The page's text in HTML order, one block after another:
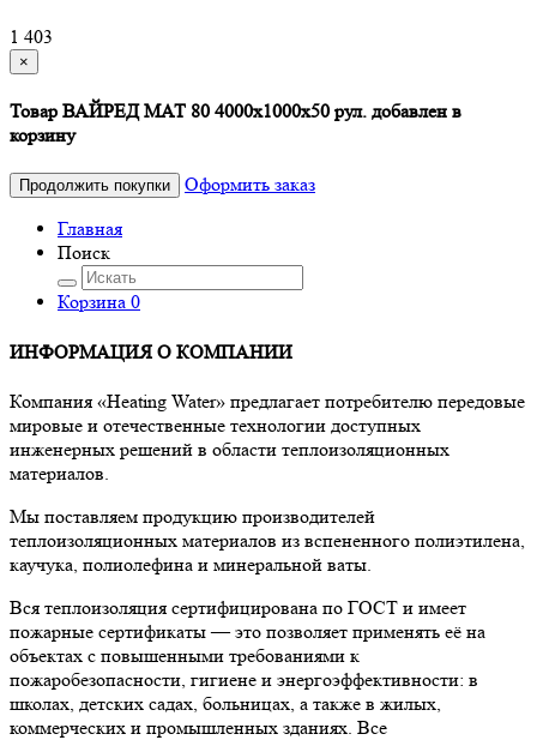
1 403
×
Товар ВАЙРЕД МАТ 80 4000x1000x50 рул. добавлен в
корзину
Продолжить покупки
Оформить заказ
Главная
Поиск
Корзина 0
ИНФОРМАЦИЯ О КОМПАНИИ
Компания «Heating Water» предлагает потребителю передовые
мировые и отечественные технологии доступных
инженерных решений в области теплоизоляционных
материалов.
Мы поставляем продукцию производителей
теплоизоляционных материалов из вспененного полиэтилена,
каучука, полиолефина и минеральной ваты.
Вся теплоизоляция сертифицирована по ГОСТ и имеет
пожарные сертификаты — это позволяет применять её на
объектах с повышенными требованиями к
пожаробезопасности, гигиене и энергоэффективности: в
школах, детских садах, больницах, а также в жилых,
коммерческих и промышленных зданиях. Все